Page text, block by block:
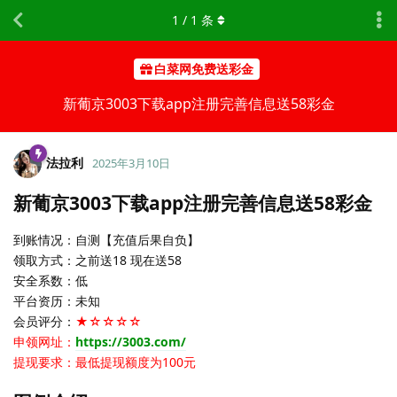
白菜网免费送彩金
新葡京3003下载app注册完善信息送58彩金
1 / 1 条
法拉利 2025年3月10日
新葡京3003下载app注册完善信息送58彩金
到账情况：自测【充值后果自负】
领取方式：之前送18 现在送58
安全系数：低
平台资历：未知
会员评分： ★☆☆☆☆
申领网址： https://3003.com/
提现要求：最低提现额度为100元